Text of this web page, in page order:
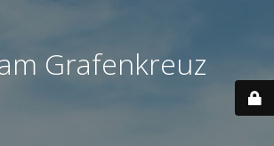
Grafenkreuz